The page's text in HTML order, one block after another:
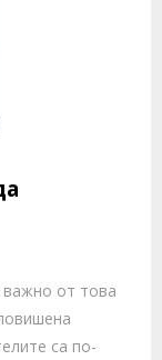
от това
са по-